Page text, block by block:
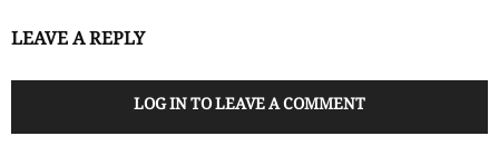
LEAVE A REPLY
LOG IN TO LEAVE A COMMENT